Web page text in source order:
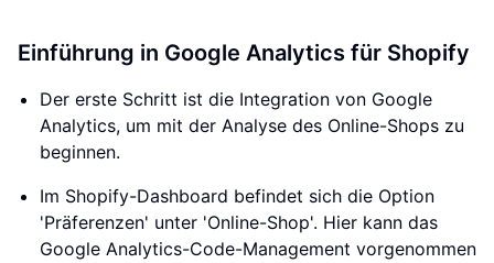
Einführung in Google Analytics für Shopify
Der erste Schritt ist die Integration von Google
Analytics, um mit der Analyse des Online-Shops zu
beginnen.
Im Shopify-Dashboard befindet sich die Option
'Präferenzen' unter 'Online-Shop'. Hier kann das
Google Analytics-Code-Management vorgenommen